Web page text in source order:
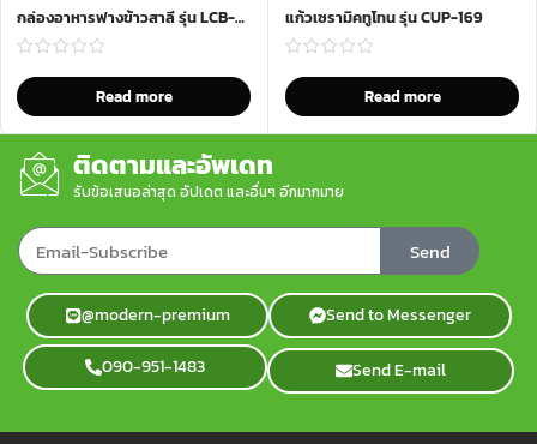
กล่องอาหารฟางข้าวสาลี รุ่น LCB-853
Read more
แก้วเซรามิคทูโทน รุ่น CUP-169
Read more
ติดตามและอัพเดท
รับข้อเสนอล่าสุด อัปเดต และอื่นๆ อีกมากมาย
Send
@modern-premium Send to Messenger
090-951-1483 Send E-mail